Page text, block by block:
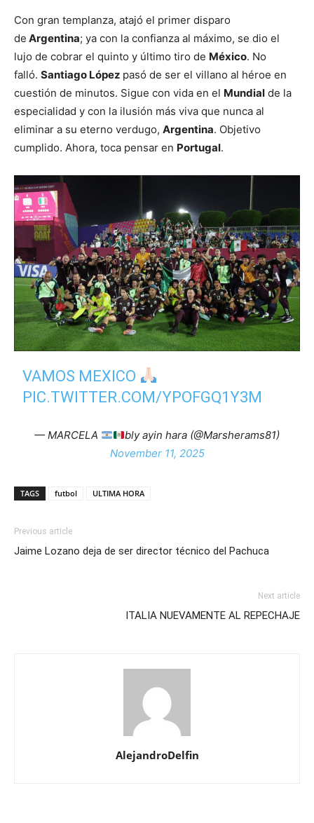
Con gran templanza, atajó el primer disparo
de Argentina; ya con la confianza al máximo, se dio el
lujo de cobrar el quinto y último tiro de México. No
falló. Santiago López pasó de ser el villano al héroe en
cuestión de minutos. Sigue con vida en el Mundial de la
especialidad y con la ilusión más viva que nunca al
eliminar a su eterno verdugo, Argentina. Objetivo
cumplido. Ahora, toca pensar en Portugal.
VAMOS MEXICO
PIC.TWITTER.COM/YPOFGQ1Y3M
— MARCELA
bly ayin hara (@Marsherams81)
November 11, 2025
TAGS futbol ULTIMA HORA
Previous article
Jaime Lozano deja de ser director técnico del Pachuca
Next article
ITALIA NUEVAMENTE AL REPECHAJE
AlejandroDelfin